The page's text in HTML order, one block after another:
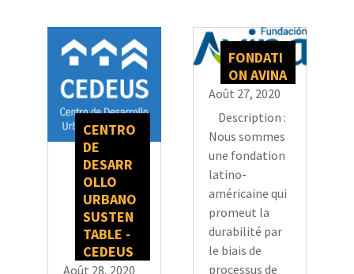
CENTRO
DE
DESARR
OLLO
URBANO
SUSTEN
TABLE -
CEDEUS
Août 28, 2020
FONDATI
ON AVINA
Août 27, 2020
Description :
Nous sommes
une fondation
latino-
américaine qui
promeut la
durabilité par
le biais de
processus de